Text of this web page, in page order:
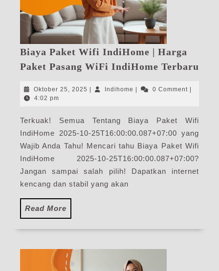
Biaya Paket Wifi IndiHome | Harga
Paket Pasang WiFi IndiHome Terbaru
Oktober 25, 2025 OktoberIndihome Indihome0 Comment
4:02 pm
Terkuak! Semua Tentang Biaya Paket Wifi
IndiHome 2025-10-25T16:00:00.087+07:00 yang
Wajib Anda Tahu! Mencari tahu Biaya Paket Wifi
IndiHome 2025-10-25T16:00:00.087+07:00?
Jangan sampai salah pilih! Dapatkan internet
kencang dan stabil yang akan
Read More
More